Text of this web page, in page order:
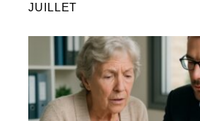
JUILLET